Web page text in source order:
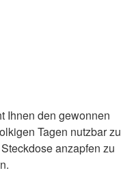
Ihnen den gewonnen
Tagen nutzbar zu
anzapfen zu